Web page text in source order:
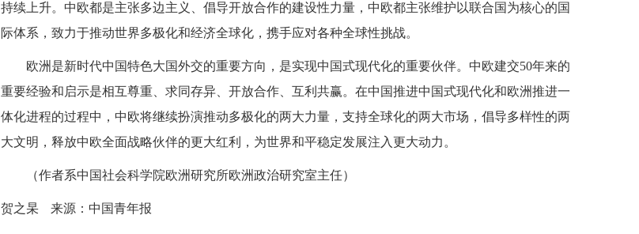
持续上升。中欧都是主张多边主义、倡导开放合作的建设性力量，中欧都主张维护以联合国为核心的国
际体系，致力于推动世界多极化和经济全球化，携手应对各种全球性挑战。
欧洲是新时代中国特色大国外交的重要方向，是实现中国式现代化的重要伙伴。中欧建交50年来的
重要经验和启示是相互尊重、求同存异、开放合作、互利共赢。在中国推进中国式现代化和欧洲推进一
体化进程的过程中，中欧将继续扮演推动多极化的两大力量，支持全球化的两大市场，倡导多样性的两
大文明，释放中欧全面战略伙伴的更大红利，为世界和平稳定发展注入更大动力。
（作者系中国社会科学院欧洲研究所欧洲政治研究室主任）
贺之杲 来源：中国青年报